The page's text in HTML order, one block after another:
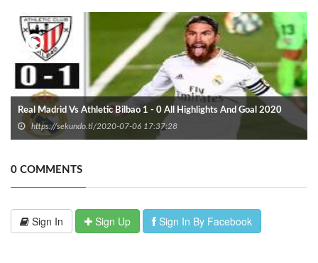
Real Madrid Vs Athletic Bilbao 1 - 0 All Highlights And Goal 2020
https://sekundo.tl/2020-07-06 17:37:28
0 COMMENTS
Sign In Sign Up Sign In By Facebook